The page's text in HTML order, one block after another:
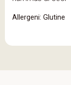
Allergeni: Glutine